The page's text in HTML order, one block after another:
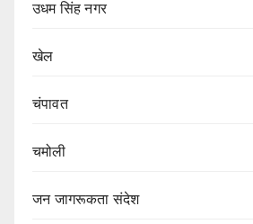
उधम सिंह नगर
खेल
चंपावत
चमोली
जन जागरूकता संदेश